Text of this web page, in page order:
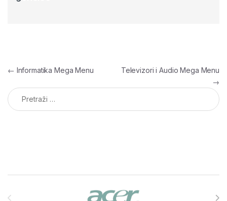
Navigacija članaka
← Informatika Mega Menu
Televizori i Audio Mega Menu
→
Pretraga: